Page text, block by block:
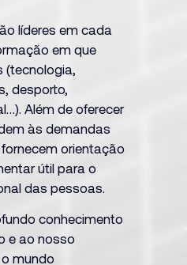
líderes em cada
em que
(tecnologia,
desporto,
Além de oferecer
às demandas
orientação
útil para o
das pessoas.
conhecimento
e ao nosso
mundo
3
4
3